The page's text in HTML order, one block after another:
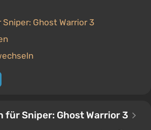
Ghost Warrior 3
für Sniper: Ghost Warrior 3